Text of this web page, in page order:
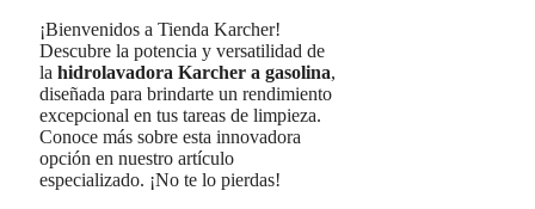
¡Bienvenidos a Tienda Karcher!
Descubre la potencia y versatilidad de
la hidrolavadora Karcher a gasolina,
diseñada para brindarte un rendimiento
excepcional en tus tareas de limpieza.
Conoce más sobre esta innovadora
opción en nuestro artículo
especializado. ¡No te lo pierdas!